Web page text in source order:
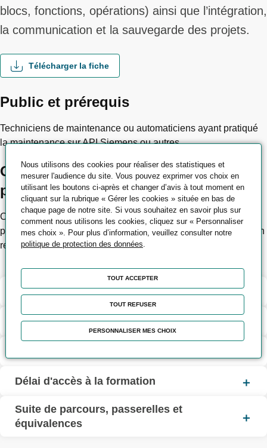
blocs, fonctions, opérations) ainsi que l’intégration,
la communication et la sauvegarde des projets.
Télécharger la fiche
Public et prérequis
Techniciens de maintenance ou automaticiens ayant pratiqué
la maintenance sur API Siemens ou autres.
Objectifs pédagogiques et
professionnels
Configurer, tester et sauvegarder un projet TIA Portal en
paramétrant les différents équipements (API, IHM, variateur) en
respectant les préconisations du constructeur.
Contenu de la formation
Méthodes pédagogiques et d’encadrement
Délai d'accès à la formation
Suite de parcours, passerelles et
équivalences
Nous utilisons des cookies pour réaliser des statistiques et
mesurer l'audience du site. Vous pouvez exprimer vos choix en
utilisant les boutons ci-après et changer d’avis à tout moment en
cliquant sur la rubrique « Gérer les cookies » située en bas de
chaque page de notre site. Si vous souhaitez en savoir plus sur
comment nous utilisons les cookies, cliquez sur « Personnaliser
mes choix ». Pour plus d’information, veuillez consulter notre
politique de protection des données.
TOUT ACCEPTER
TOUT REFUSER
PERSONNALISER MES CHOIX